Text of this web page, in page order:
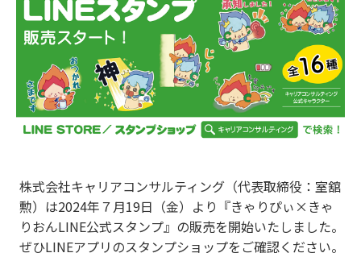
株式会社キャリアコンサルティング（代表取締役：室舘
勲）は2024年７月19日（金）より『きゃりぴぃ×きゃ
りおんLINE公式スタンプ』の販売を開始いたしました。
ぜひLINEアプリのスタンプショップをご確認ください。